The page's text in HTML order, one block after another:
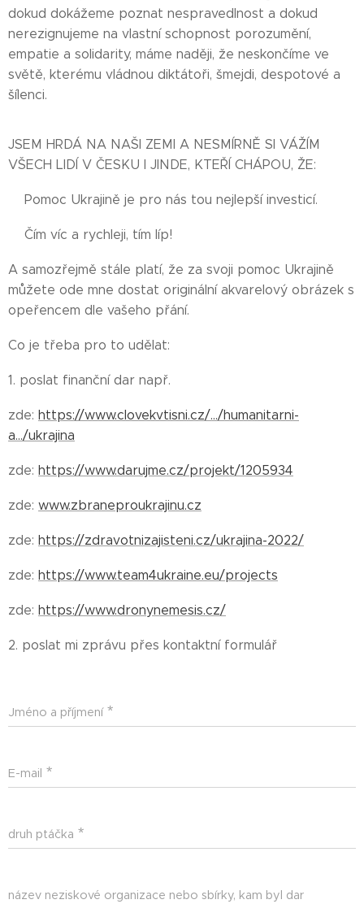
dokud dokážeme poznat nespravedlnost a dokud
nerezignujeme na vlastní schopnost porozumění,
empatie a solidarity, máme naději, že neskončíme ve
světě, kterému vládnou diktátoři, šmejdi, despotové a
šílenci.
JSEM HRDÁ NA NAŠI ZEMI A NESMÍRNĚ SI VÁŽÍM
VŠECH LIDÍ V ČESKU I JINDE, KTEŘÍ CHÁPOU, ŽE:
💥Pomoc Ukrajině je pro nás tou nejlepší investicí.
💥Čím víc a rychleji, tím líp!
A samozřejmě stále platí, že za svoji pomoc Ukrajině
můžete ode mne dostat originální akvarelový obrázek s
opeřencem dle vašeho přání.
Co je třeba pro to udělat:
1. poslat finanční dar např.
zde: https://www.clovekvtisni.cz/.../humanitarni-
a.../ukrajina
zde: https://www.darujme.cz/projekt/1205934
zde: www.zbraneproukrajinu.cz
zde: https://zdravotnizajisteni.cz/ukrajina-2022/
zde: https://www.team4ukraine.eu/projects
zde: https://www.dronynemesis.cz/
2. poslat mi zprávu přes kontaktní formulář ⬇
Jméno a příjmení
E-mail
druh ptáčka
název neziskové organizace nebo sbírky, kam byl dar